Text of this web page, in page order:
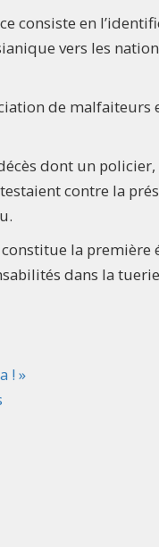
consiste en
vers les
de malfaiteurs
dont un policier,
contre la
la première
dans la
! »